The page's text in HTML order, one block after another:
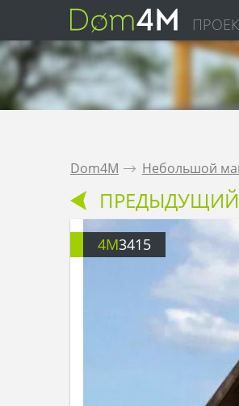
Dom4M . Небольшой
ПРЕДЫДУЩИЙ
4M3415